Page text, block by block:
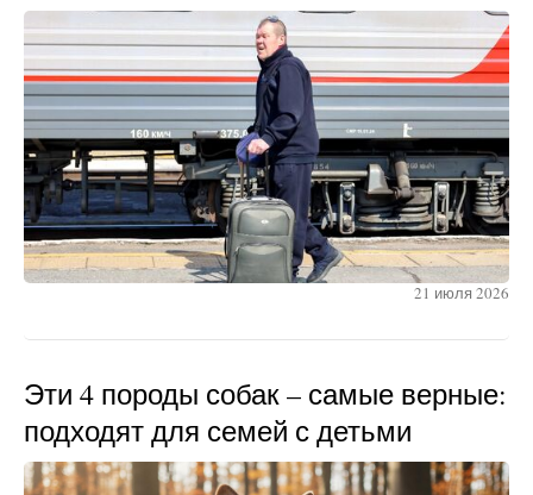
21 июля 2026
Эти 4 породы собак – самые верные:
подходят для семей с детьми